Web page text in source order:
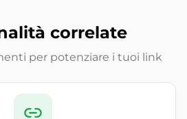
correlate
per potenziare i tuoi link